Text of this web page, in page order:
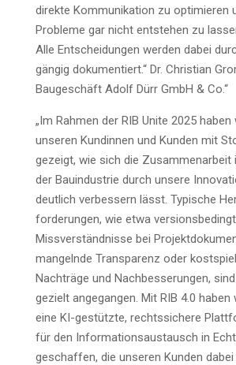
direk­te Kom­mu­ni­ka­ti­on zu opti­mie­ren
Pro­ble­me gar nicht ent­ste­hen zu
Alle Ent­schei­dun­gen wer­den dabei
gän­gig doku­men­tiert.“ Dr. Chris­ti­an
Bau­ge­schäft Adolf Dürr GmbH & Co.“
„Im Rah­men der RIB Unite 2025 haben
unse­ren Kun­din­nen und Kun­den mit
gezeigt, wie sich die Zusam­men­ar­beit
der Bau­in­dus­trie durch unse­re
deut­lich ver­bes­sern lässt. Typi­sche
for­de­run­gen, wie etwa
Miss­ver­ständ­nis­se bei
man­geln­de Trans­pa­renz oder
Nach­trä­ge und Nach­bes­se­run­gen,
gezielt ange­gan­gen. Mit RIB 4.0 haben
eine KI-gestütz­te, rechts­si­che­re
für den Infor­ma­ti­ons­aus­tausch in
geschaf­fen, die unse­ren Kun­den